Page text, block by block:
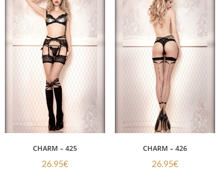
CHARM – 425
26.95€
CHARM – 426
26.95€